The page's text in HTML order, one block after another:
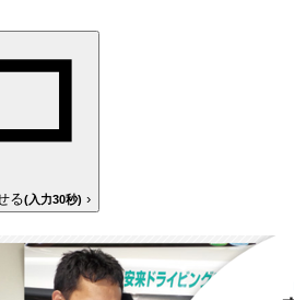
る(入力30秒) ›